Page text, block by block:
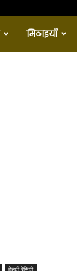
मिठाइयाँ
हेल्थी रेसिपी